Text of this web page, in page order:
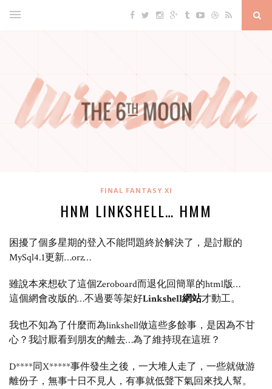
FINAL FANTASY XI
HNM LINKSHELL… HMM
困擾了個多星期的登入不能問題終於解決了，是討厭的
MySql4.1更新…orz…
雖說本來想砍了這個Zeroboard而退化回簡單的html版…
這個網會改版的…不過要等架好Linkshell網站才動工。
我也不知為了什麼而為linkshell做這些多餘事，是因為不甘
心？我討厭看到朋友的離去…為了維持現在這班？
D****同X*****事件發生之後，一大堆人走了，一些就做游
離份子，無事十日不見人，有事就低聲下氣回來找人幫。